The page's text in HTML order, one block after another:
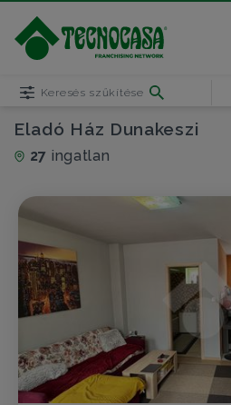
Eladó Ház Dunakeszi
27 ingatlan
Keresés szűkítése